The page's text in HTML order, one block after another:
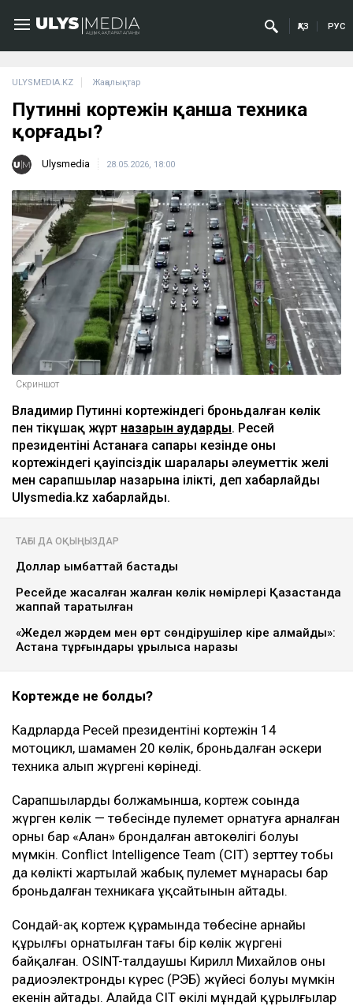
ҚАЗ РУС
ULYSMEDIA.KZ Жаңалықтар
Путиннің кортежін қанша техника
қорғады?
Ulysmedia 28.05.2026, 18:00
Скриншот
Владимир Путиннің кортежіндегі броньдалған көлік
пен тікұшақ жұрт назарын аударды. Ресей
президентінің Астанаға сапары кезінде оның
кортежіндегі қауіпсіздік шаралары әлеуметтік желі
мен сарапшылар назарына ілікті, деп хабарлайды
Ulysmedia.kz хабарлайды.
ТАҒЫ ДА ОҚЫҢЫЗДАР
Доллар қымбаттай бастады
Ресейде жасалған жалған көлік нөмірлері Қазақстанда
жаппай таратылған
«Жедел жәрдем мен өрт сөндірушілер кіре алмайды»:
Астана тұрғындары құрылысқа наразы
Кортежде не болды?
Кадрларда Ресей президентінің кортежін 14
мотоцикл, шамамен 20 көлік, броньдалған әскери
техника алып жүргені көрінеді.
Сарапшылардың болжамынша, кортеж соңында
жүрген көлік — төбесінде пулемет орнатуға арналған
орны бар «Алан» брондалған автокөлігі болуы
мүмкін. Conflict Intelligence Team (CIT) зерттеу тобы
да көліктің жартылай жабық пулемет мұнарасы бар
броньдалған техникаға ұқсайтынын айтады.
Сондай-ақ кортеж құрамында төбесіне арнайы
құрылғы орнатылған тағы бір көлік жүргені
байқалған. OSINT-талдаушы Кирилл Михайлов оның
радиоэлектронды күрес (РЭБ) жүйесі болуы мүмкін
екенін айтады. Алайда CIT өкілі мұндай құрылғылар